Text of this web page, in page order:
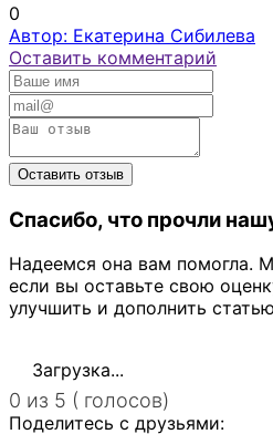
0
Автор: Екатерина Сибилева
Оставить комментарий
Спасибо, что прочли
Надеемся она вам помогла.
если вы оставьте свою
улучшить и дополнить
Загрузка...
0 из 5 ( голосов)
Поделитесь с друзьями: